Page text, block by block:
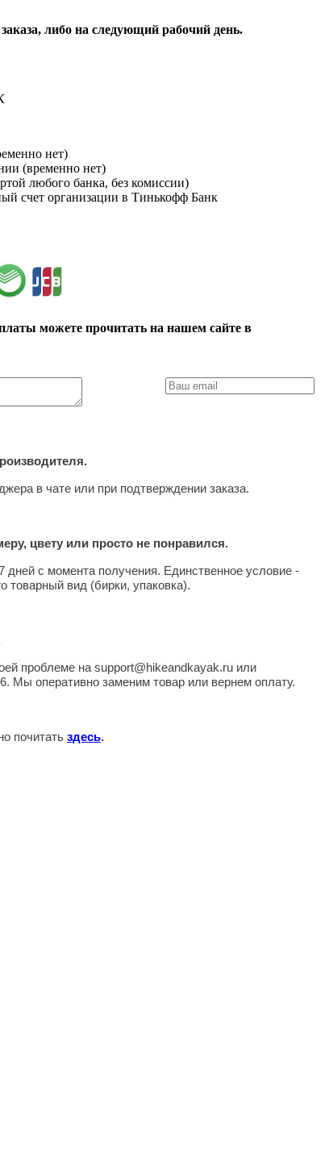
либо на следующий рабочий день.
нет)
(временно нет)
любого банка, без комиссии)
счет организации в Тинькофф Банк
можете прочитать на нашем сайте в
в чате или при подтверждении заказа.
цвету или просто не понравился.
дней с момента получения. Единственное условие -
товарный вид (бирки, упаковка).
проблеме на support@hikeandkayak.ru или
Мы оперативно заменим товар или вернем оплату.
почитать здесь.